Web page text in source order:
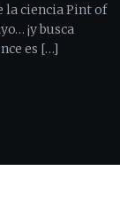
la ciencia Pint of
¡y busca
es […]